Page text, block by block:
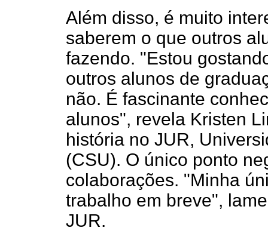
Além disso, é muito
saberem o que outros
fazendo. "Estou
outros alunos de
não. É fascinante
alunos", revela Kristen
história no JUR,
(CSU). O único ponto
colaborações. "Minha
trabalho em breve",
JUR.